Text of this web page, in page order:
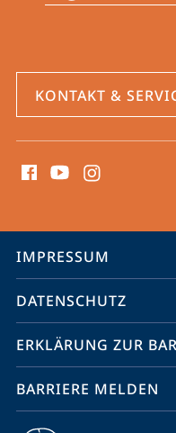
KONTAKT &
Media
Service-
Navigation
IMPRESSUM
DATENSCHUTZ
ERKLÄRUNG ZUR
BARRIERE MELDEN